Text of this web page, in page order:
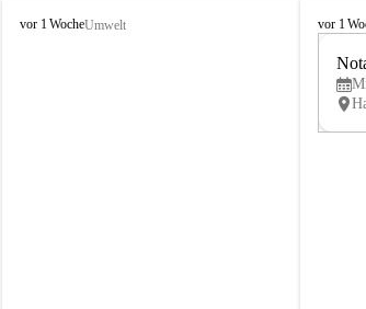
V
vor 1 WocheUmwelt
V
vor 1